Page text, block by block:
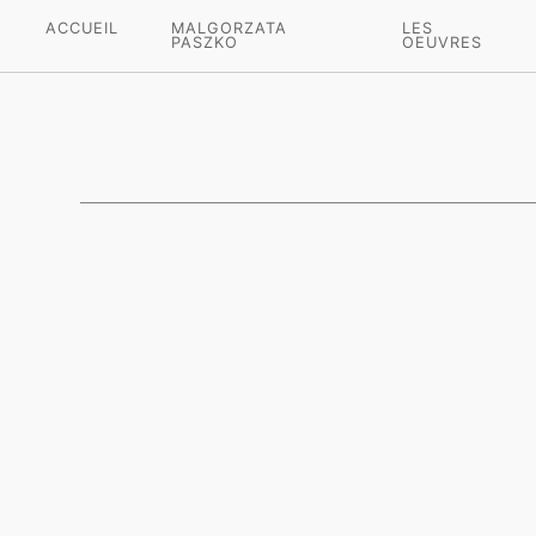
ACCUEIL
MALGORZATA
PASZKO
LES
OEUVRES